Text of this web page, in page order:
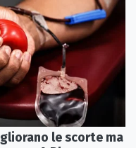
le scorte ma